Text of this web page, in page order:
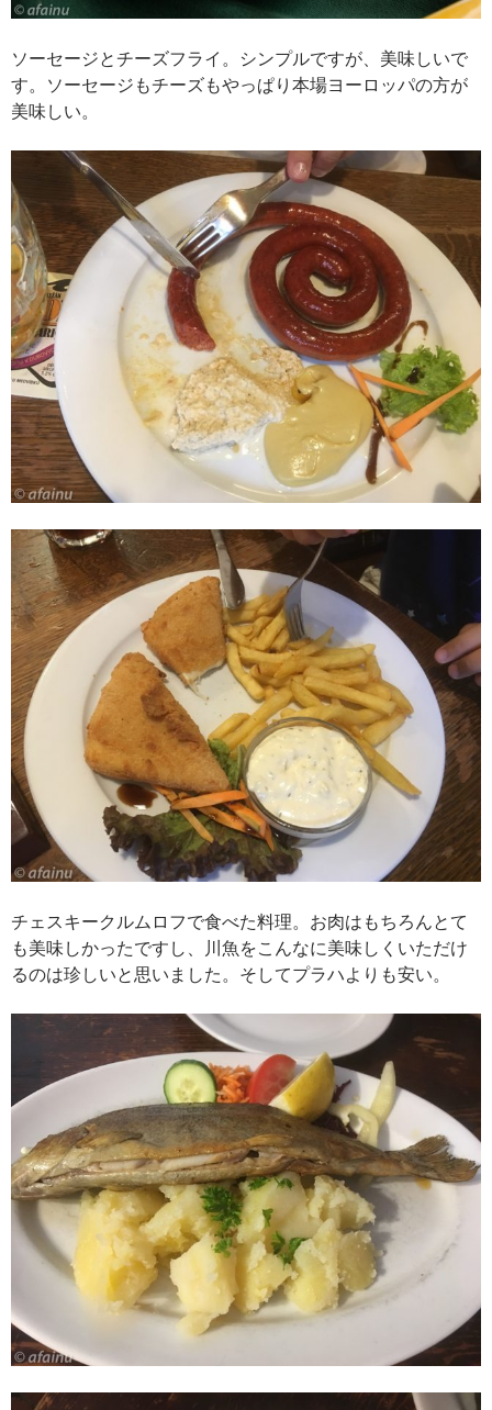
ソーセージとチーズフライ。シンプルですが、美味しいで
す。ソーセージもチーズもやっぱり本場ヨーロッパの方が
美味しい。
チェスキークルムロフで食べた料理。お肉はもちろんとて
も美味しかったですし、川魚をこんなに美味しくいただけ
るのは珍しいと思いました。そしてプラハよりも安い。